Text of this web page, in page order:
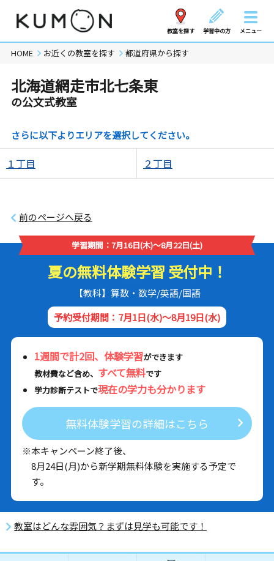
教室を探す 学習中の方 メニュー
HOME お近くの教室を探す 都道府県から探す
北海道網走市北七条東
の公文式教室
さらに以下よりエリアを選択してください。
１丁目 ２丁目
前のページへ戻る
学習期間：7月16日(木)～8月22日(土)
夏の無料体験学習 受付中！
【教科】算数・数学/英語/国語
予約受付期間：7月1日(水)～8月19日(水)
1週間で計2回、体験学習ができます
教材費など含め、 すべて無料です
学力診断テストで現在の学力も分かります
無料体験学習の詳細はこちら
※本キャンペーン終了後、
8月24日(月)から新学期無料体験を実施する予定で
す。
教室はどんな雰囲気？まずは見学も可能です！